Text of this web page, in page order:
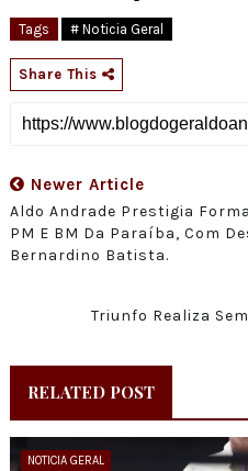
Tags # Noticia Geral
Share This
Newer Article
Aldo Andrade Prestigia
PM E BM Da Paraíba, Com
Bernardino Batista.
Triunfo Realiza
RELATED POST
NOTICIA GERAL